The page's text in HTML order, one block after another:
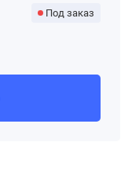
Под заказ